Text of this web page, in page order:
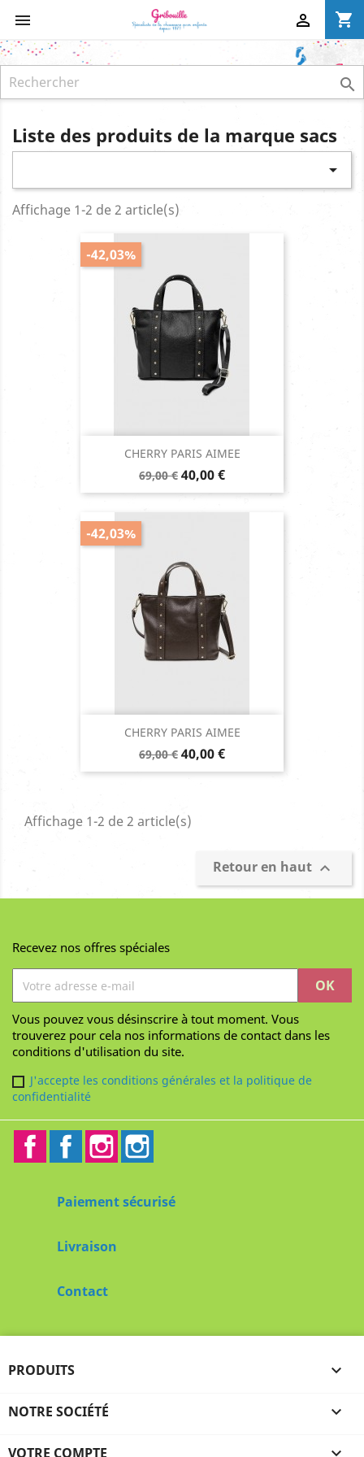
 shopping_cart


Liste des produits de la marque sacs

Affichage 1-2 de 2 article(s)
CHERRY PARIS AIMEE
Prix
de
69,00 € Prix
40,00 €
-42,03%
CHERRY PARIS AIMEE
Prix
de
69,00 € Prix
40,00 €
-42,03%
Affichage 1-2 de 2 article(s)
Retour en haut 
Recevez nos offres spéciales
Vous pouvez vous désinscrire à tout moment. Vous
trouverez pour cela nos informations de contact dans les
conditions d'utilisation du site.
J'accepte les conditions générales et la politique de
confidentialité
FacebookFacebook2Instagram
Paiement sécurisé
Livraison
Contact
PRODUITS 
NOTRE SOCIÉTÉ 
VOTRE COMPTE